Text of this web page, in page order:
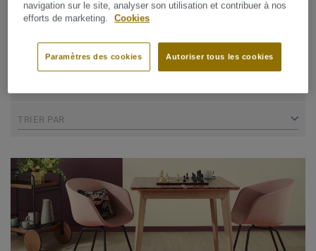
TRIER PAR
navigation sur le site, analyser son utilisation et contribuer à nos
efforts de marketing.
Cookies
Autoriser tous les cookies
Paramètres des cookies